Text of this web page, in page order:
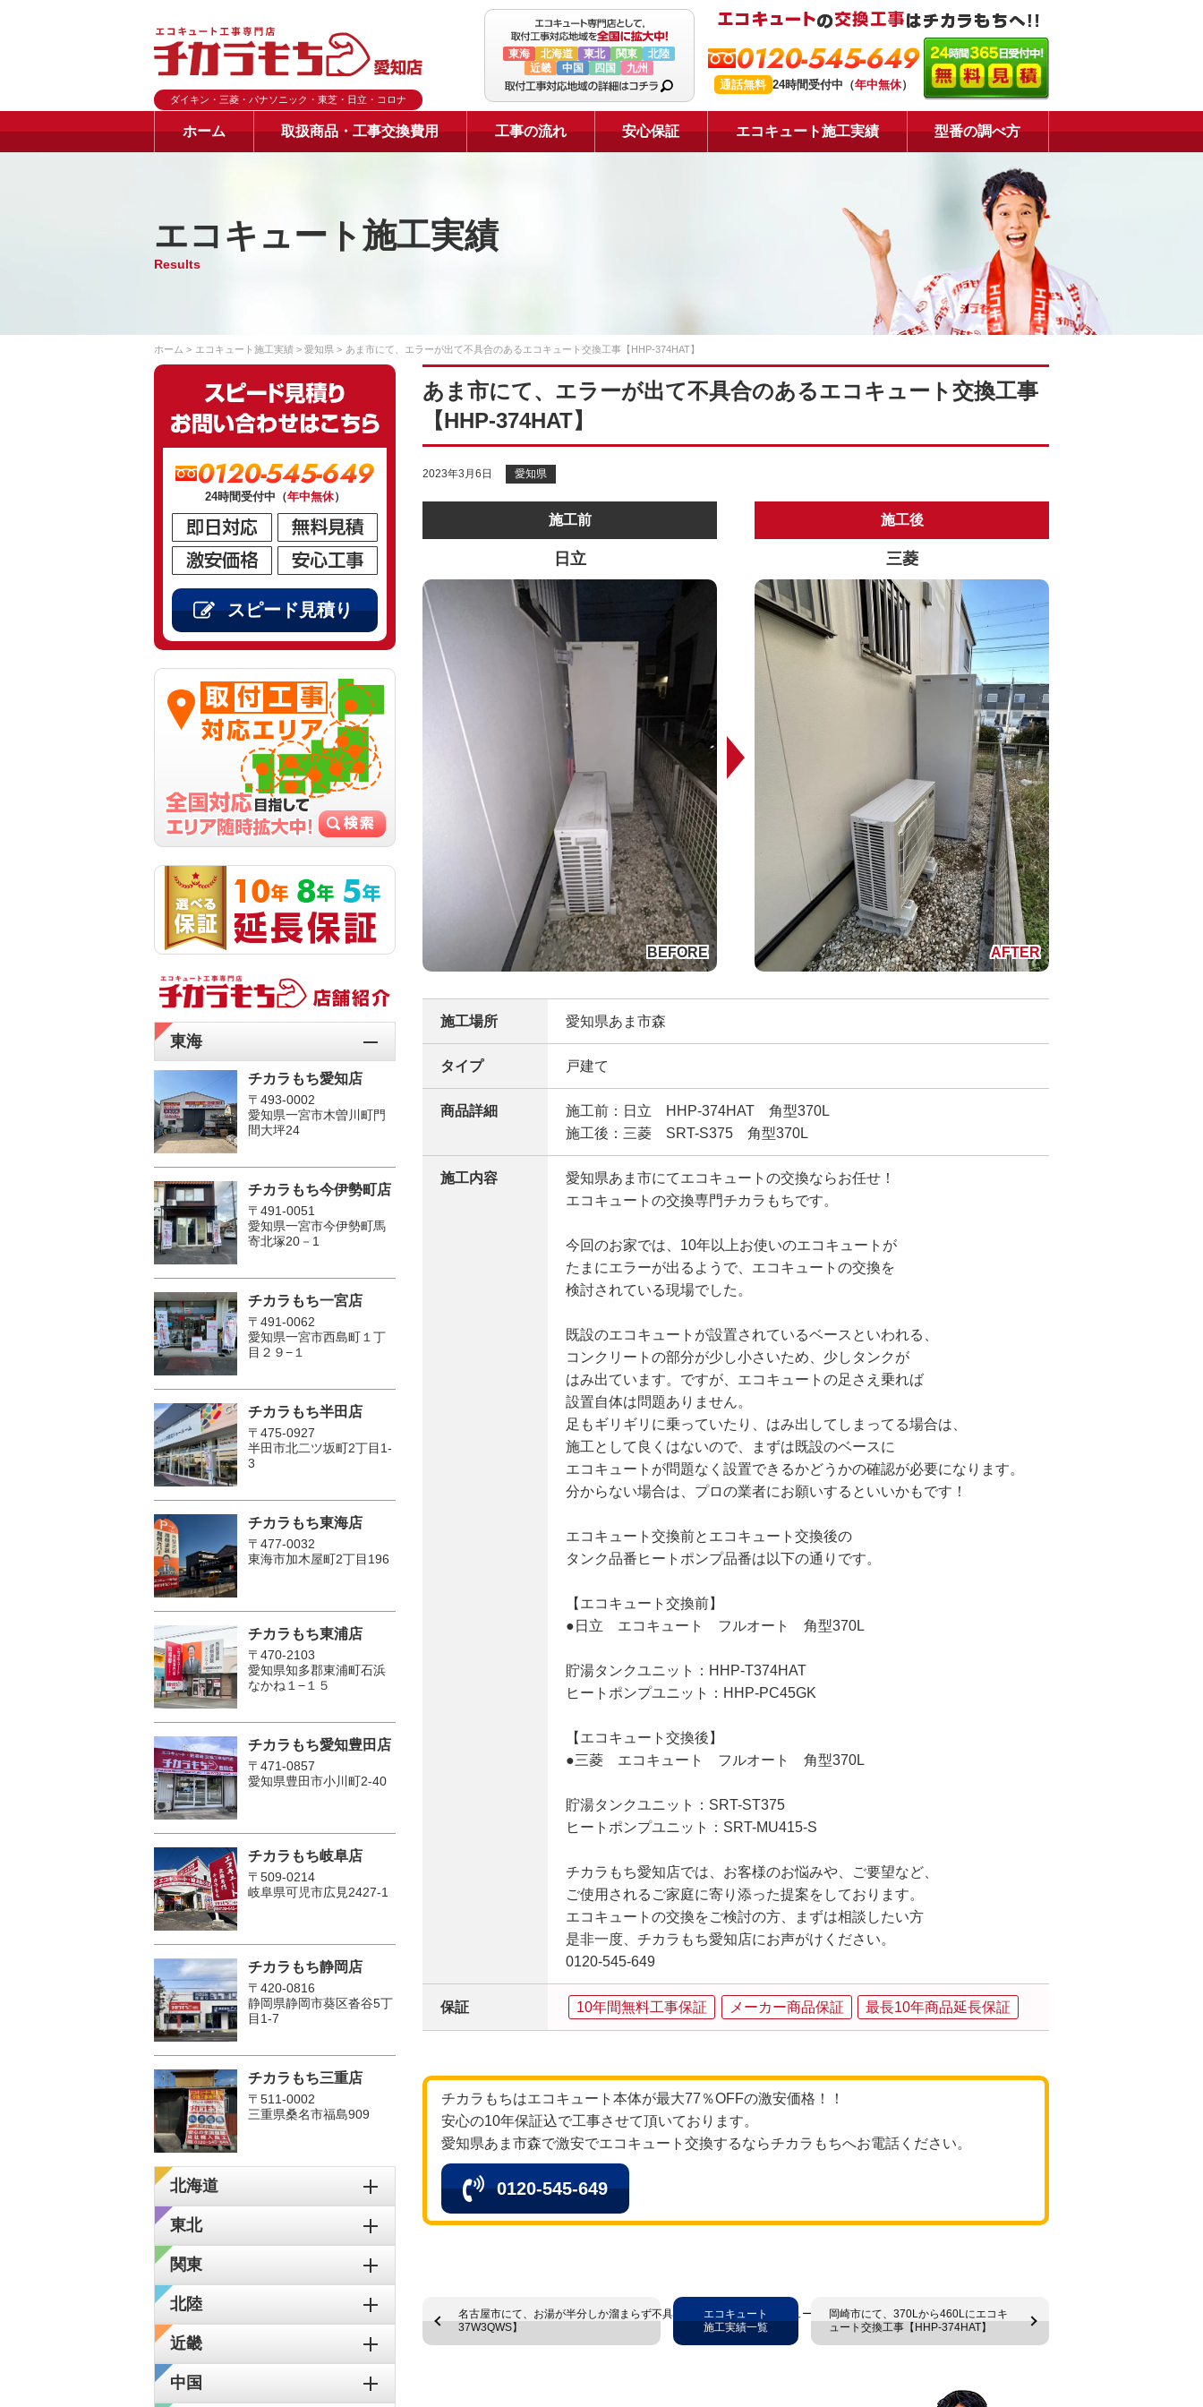
ダイキン・三菱・パナソニック・東芝・日立・コロナ
東海 北海道 東北 関東
北陸
近畿
中国 四国 九州 0120-545-649
通話無料 24時間受付中（年中無休）
ホーム 取扱商品・工事交換費用 工事の流れ 安心保証 エコキュート施工実績 型番の調べ方
エコキュート施工実績
Results
ホーム エコキュート施工実績 愛知県 あま市にて、エラーが出て不具合のあるエコキュート交換工事【HHP-374HAT】
あま市にて、エラーが出て不具合のあるエコキュート交換工事
【HHP-374HAT】
2023年3月6日 愛知県
施工前
日立
施工後
三菱
施工場所 愛知県あま市森
タイプ 戸建て
商品詳細
施工前：日立 HHP-374HAT 角型370L
施工後：三菱 SRT-S375 角型370L
施工内容
愛知県あま市にてエコキュートの交換ならお任せ！
エコキュートの交換専門チカラもちです。
今回のお家では、10年以上お使いのエコキュートが
たまにエラーが出るようで、エコキュートの交換を
検討されている現場でした。
既設のエコキュートが設置されているベースといわれる、
コンクリートの部分が少し小さいため、少しタンクが
はみ出ています。ですが、エコキュートの足さえ乗れば
設置自体は問題ありません。
足もギリギリに乗っていたり、はみ出してしまってる場合は、
施工として良くはないので、まずは既設のベースに
エコキュートが問題なく設置できるかどうかの確認が必要になります。
分からない場合は、プロの業者にお願いするといいかもです！
エコキュート交換前とエコキュート交換後の
タンク品番ヒートポンプ品番は以下の通りです。
【エコキュート交換前】
●日立 エコキュート フルオート 角型370L
貯湯タンクユニット：HHP-T374HAT
ヒートポンプユニット：HHP-PC45GK
【エコキュート交換後】
●三菱 エコキュート フルオート 角型370L
貯湯タンクユニット：SRT-ST375
ヒートポンプユニット：SRT-MU415-S
チカラもち愛知店では、お客様のお悩みや、ご要望など、
ご使用されるご家庭に寄り添った提案をしております。
エコキュートの交換をご検討の方、まずは相談したい方
是非一度、チカラもち愛知店にお声がけください。
0120-545-649
保証 10年間無料工事保証 メーカー商品保証 最長10年商品延長保証
チカラもちはエコキュート本体が最大77％OFFの激安価格！！
安心の10年保証込で工事させて頂いております。
愛知県あま市森で激安でエコキュート交換するならチカラもちへお電話ください。
0120-545-649
名古屋市にて、お湯が半分しか溜まらず不具合を起こしているエコキュートの交換工事【HE-岡崎市にて、370Lから460Lにエコキ
ュート交換工事【HHP-374HAT】
エコキュート
施工実績一覧
0120-545-649
24時間受付中（年中無休）
スピード見積り
東海
チカラもち愛知店
〒493-0002
愛知県一宮市木曽川町門
間大坪24
チカラもち今伊勢町店
〒491-0051
愛知県一宮市今伊勢町馬
寄北塚20－1
チカラもち一宮店
〒491-0062
愛知県一宮市西島町１丁
目２９−１
チカラもち半田店
〒475-0927
半田市北二ツ坂町2丁目1-
3
チカラもち東海店
〒477-0032
東海市加木屋町2丁目196
チカラもち東浦店
〒470-2103
愛知県知多郡東浦町石浜
なかね１−１５
チカラもち愛知豊田店
〒471-0857
愛知県豊田市小川町2‐40
チカラもち岐阜店
〒509-0214
岐阜県可児市広見2427-1
チカラもち静岡店
〒420-0816
静岡県静岡市葵区沓谷5丁
目1-7
チカラもち三重店
〒511-0002
三重県桑名市福島909
北海道
東北
関東
北陸
近畿
中国